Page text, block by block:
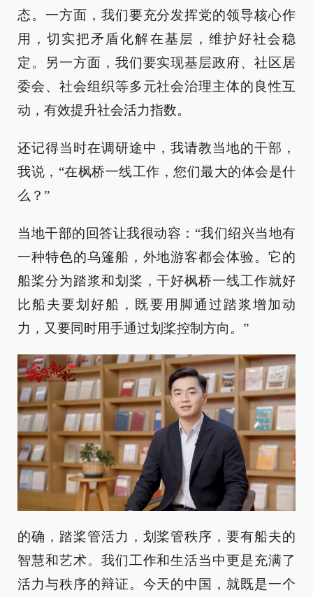
态。一方面，我们要充分发挥党的领导核心作
用，切实把矛盾化解在基层，维护好社会稳
定。另一方面，我们要实现基层政府、社区居
委会、社会组织等多元社会治理主体的良性互
动，有效提升社会活力指数。
还记得当时在调研途中，我请教当地的干部，
我说，“在枫桥一线工作，您们最大的体会是什
么？”
当地干部的回答让我很动容：“我们绍兴当地有
一种特色的乌篷船，外地游客都会体验。它的
船桨分为踏浆和划桨，干好枫桥一线工作就好
比船夫要划好船，既要用脚通过踏浆增加动
力，又要同时用手通过划桨控制方向。”
的确，踏桨管活力，划桨管秩序，要有船夫的
智慧和艺术。我们工作和生活当中更是充满了
活力与秩序的辩证。今天的中国，就既是一个